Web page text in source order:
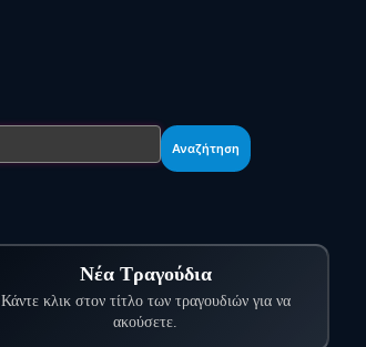
Αναζήτηση
Νέα Τραγούδια
Κάντε κλικ στον τίτλο των τραγουδιών για να
ακούσετε.